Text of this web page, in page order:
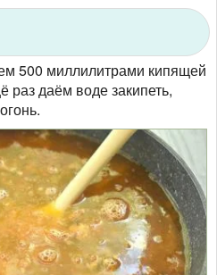
500 миллилитрами кипящей
даём воде закипеть,